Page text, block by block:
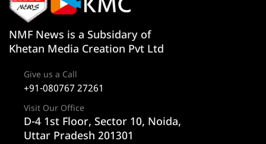
NMF News is a Subsidary of
Khetan Media Creation Pvt Ltd
Give us a Call
+91-080767 27261
Visit Our Office
D-4 1st Floor, Sector 10, Noida,
Uttar Pradesh 201301